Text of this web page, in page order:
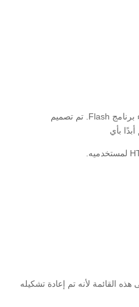
كان CamCom5 Chat ضحية لانتهاء برنامج Flash. تم تصميم
القائمة لأنه تم إعادة تشكيله